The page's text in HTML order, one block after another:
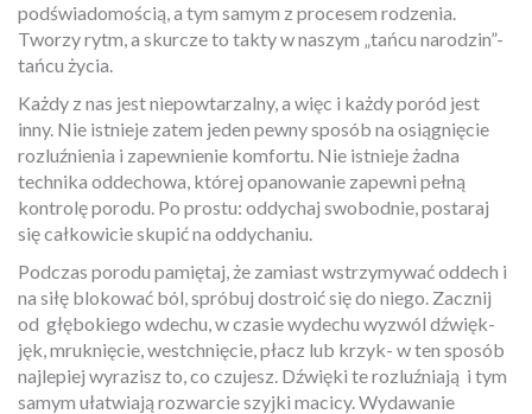
podświadomością, a tym samym z procesem rodzenia.
Tworzy rytm, a skurcze to takty w naszym „tańcu narodzin”-
tańcu życia.
Każdy z nas jest niepowtarzalny, a więc i każdy poród jest
inny. Nie istnieje zatem jeden pewny sposób na osiągnięcie
rozluźnienia i zapewnienie komfortu. Nie istnieje żadna
technika oddechowa, której opanowanie zapewni pełną
kontrolę porodu. Po prostu: oddychaj swobodnie, postaraj
się całkowicie skupić na oddychaniu.
Podczas porodu pamiętaj, że zamiast wstrzymywać oddech i
na siłę blokować ból, spróbuj dostroić się do niego. Zacznij
od głębokiego wdechu, w czasie wydechu wyzwól dźwięk-
jęk, mruknięcie, westchnięcie, płacz lub krzyk- w ten sposób
najlepiej wyrazisz to, co czujesz. Dźwięki te rozluźniają i tym
samym ułatwiają rozwarcie szyjki macicy. Wydawanie